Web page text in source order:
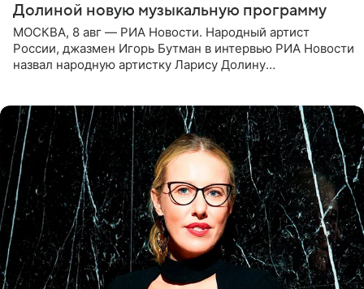
Долиной новую музыкальную программу
МОСКВА, 8 авг — РИА Новости. Народный артист
России, джазмен Игорь Бутман в интервью РИА Новости
назвал народную артистку Ларису Долину